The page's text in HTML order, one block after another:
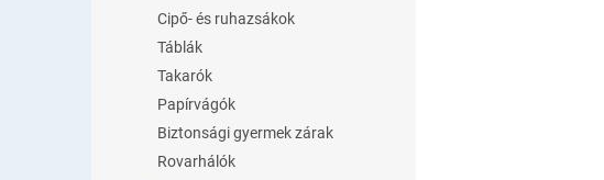
Cipő- és ruhazsákok
Táblák
Takarók
Papírvágók
Biztonsági gyermek zárak
Rovarhálók